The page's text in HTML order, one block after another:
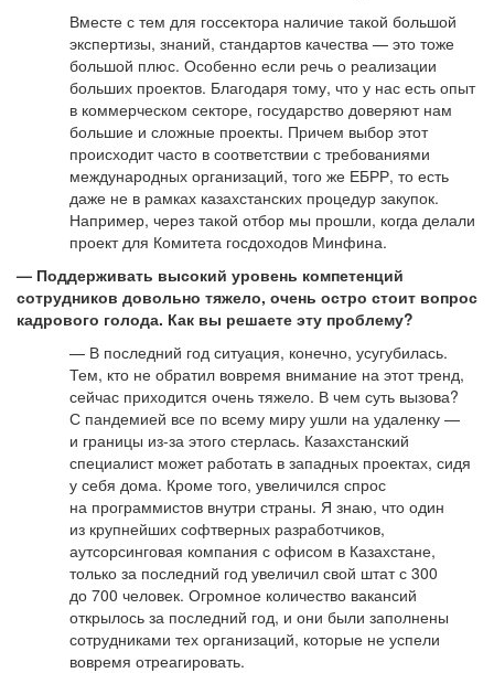
Вместе с тем для госсектора наличие такой большой
экспертизы, знаний, стандартов качества — это тоже
большой плюс. Особенно если речь о реализации
больших проектов. Благодаря тому, что у нас есть опыт
в коммерческом секторе, государство доверяют нам
большие и сложные проекты. Причем выбор этот
происходит часто в соответствии с требованиями
международных организаций, того же ЕБРР, то есть
даже не в рамках казахстанских процедур закупок.
Например, через такой отбор мы прошли, когда делали
проект для Комитета госдоходов Минфина.
— Поддерживать высокий уровень компетенций
сотрудников довольно тяжело, очень остро стоит вопрос
кадрового голода. Как вы решаете эту проблему?
— В последний год ситуация, конечно, усугубилась.
Тем, кто не обратил вовремя внимание на этот тренд,
сейчас приходится очень тяжело. В чем суть вызова?
С пандемией все по всему миру ушли на удаленку —
и границы из-за этого стерлась. Казахстанский
специалист может работать в западных проектах, сидя
у себя дома. Кроме того, увеличился спрос
на программистов внутри страны. Я знаю, что один
из крупнейших софтверных разработчиков,
аутсорсинговая компания с офисом в Казахстане,
только за последний год увеличил свой штат с 300
до 700 человек. Огромное количество вакансий
открылось за последний год, и они были заполнены
сотрудниками тех организаций, которые не успели
вовремя отреагировать.